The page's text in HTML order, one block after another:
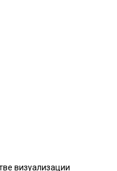
визуализации